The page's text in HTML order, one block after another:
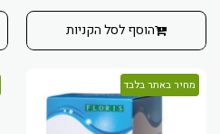
הוסף לסל הקניות
מחיר באתר בלבד